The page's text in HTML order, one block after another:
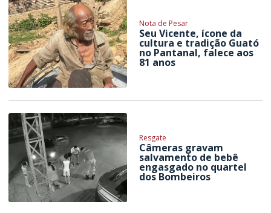
Nota de Pesar
Seu Vicente, ícone da
cultura e tradição Guató
no Pantanal, falece aos
81 anos
Resgate
Câmeras gravam
salvamento de bebê
engasgado no quartel
dos Bombeiros